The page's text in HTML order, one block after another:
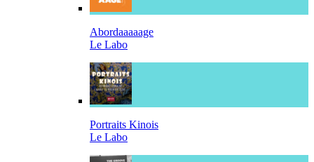
Abordaaaaage
Le Labo
Portraits Kinois
Le Labo